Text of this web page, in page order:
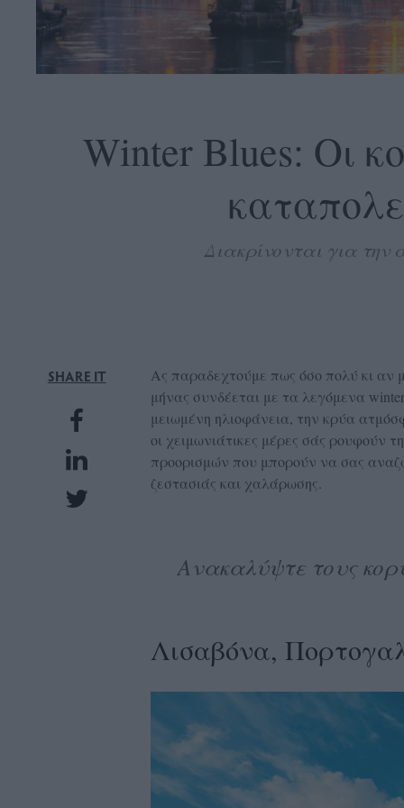
Winter Blues: Οι
Διακρίνονται για
SHARE IT Ας παραδεχτούμε πως όσο πολύ κι αν
μήνας συνδέεται με τα λεγόμενα
μειωμένη ηλιοφάνεια, την κρύα
οι χειμωνιάτικες μέρες σάς ρουφούν
προορισμών που μπορούν να σας
ζεστασιάς και χαλάρωσης.
Ανακαλύψτε τους
Λισαβόνα,